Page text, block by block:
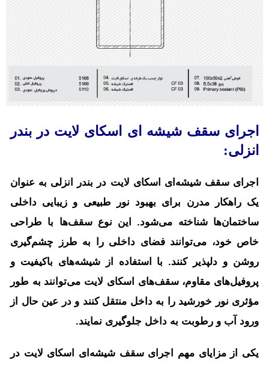
اجرای سقف شیشه ای اسکای لایت در بندر
انزلی:
اجرای سقف شیشه‌ای اسکای لایت در بندر انزلی به عنوان
یک راهکار مدرن برای بهبود نور طبیعی و زیبایی داخلی
ساختمان‌ها شناخته می‌شود. این نوع سقف‌ها با طراحی
خاص خود، می‌توانند فضای داخلی را به طرز چشم‌گیری
روشن و دلپذیر کنند. با استفاده از شیشه‌های باکیفیت و
پروفیل‌های مقاوم، سقف‌های اسکای لایت می‌توانند به طور
مؤثری نور خورشید را به داخل منتقل کنند و در عین حال از
ورود آب و رطوبت به داخل جلوگیری نمایند.
یکی از مزایای مهم اجرای سقف شیشه‌ای اسکای لایت در